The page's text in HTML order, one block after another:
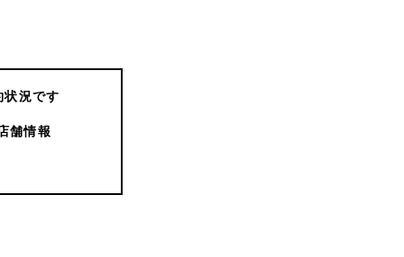
状況です
舗情報